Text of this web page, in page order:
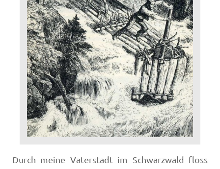
Durch meine Vaterstadt im Schwarzwald floss